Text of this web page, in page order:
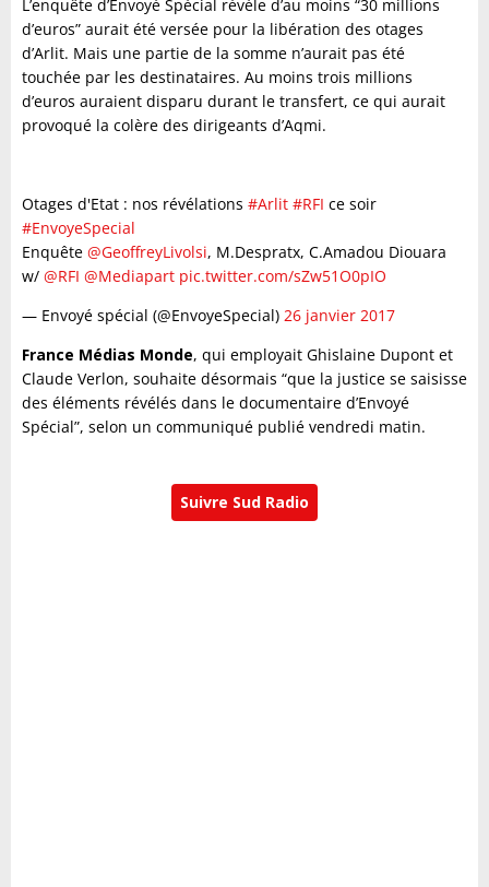
L’enquête d’Envoyé Spécial révèle d’au moins “30 millions
d’euros” aurait été versée pour la libération des otages
d’Arlit. Mais une partie de la somme n’aurait pas été
touchée par les destinataires. Au moins trois millions
d’euros auraient disparu durant le transfert, ce qui aurait
provoqué la colère des dirigeants d’Aqmi.
Otages d'Etat : nos révélations #Arlit #RFI ce soir
#EnvoyeSpecial
Enquête @GeoffreyLivolsi, M.Despratx, C.Amadou Diouara
w/ @RFI @Mediapart pic.twitter.com/sZw51O0pIO
— Envoyé spécial (@EnvoyeSpecial) 26 janvier 2017
France Médias Monde, qui employait Ghislaine Dupont et
Claude Verlon, souhaite désormais “que la justice se saisisse
des éléments révélés dans le documentaire d’Envoyé
Spécial”, selon un communiqué publié vendredi matin.
Suivre Sud Radio